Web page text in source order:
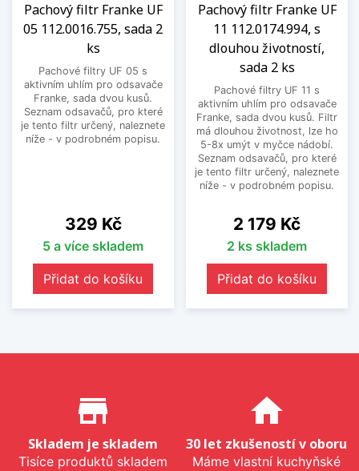
Pachový filtr Franke UF
05 112.0016.755, sada 2
ks
Pachové filtry UF 05 s
aktivním uhlím pro odsavače
Franke, sada dvou kusů.
Seznam odsavačů, pro které
je tento filtr určený, naleznete
níže - v podrobném popisu.
Cena
329 Kč
5 a více skladem
Přidat do košíku
Pachový filtr Franke UF
11 112.0174.994, s
dlouhou životností,
sada 2 ks
Pachové filtry UF 11 s
aktivním uhlím pro odsavače
Franke, sada dvou kusů. Filtr
má dlouhou životnost, lze ho
5-8x umýt v myčce nádobí.
Seznam odsavačů, pro které
je tento filtr určený, naleznete
níže - v podrobném popisu.
Cena
2 179 Kč
2 ks skladem
Přidat do košíku
Proč nakupovat u nás?
store_mall_directory
Skladem je skladem
Tisíce produktů skladem
home
30 let zkušeností v oboru
Máme vlastní kuchyňské